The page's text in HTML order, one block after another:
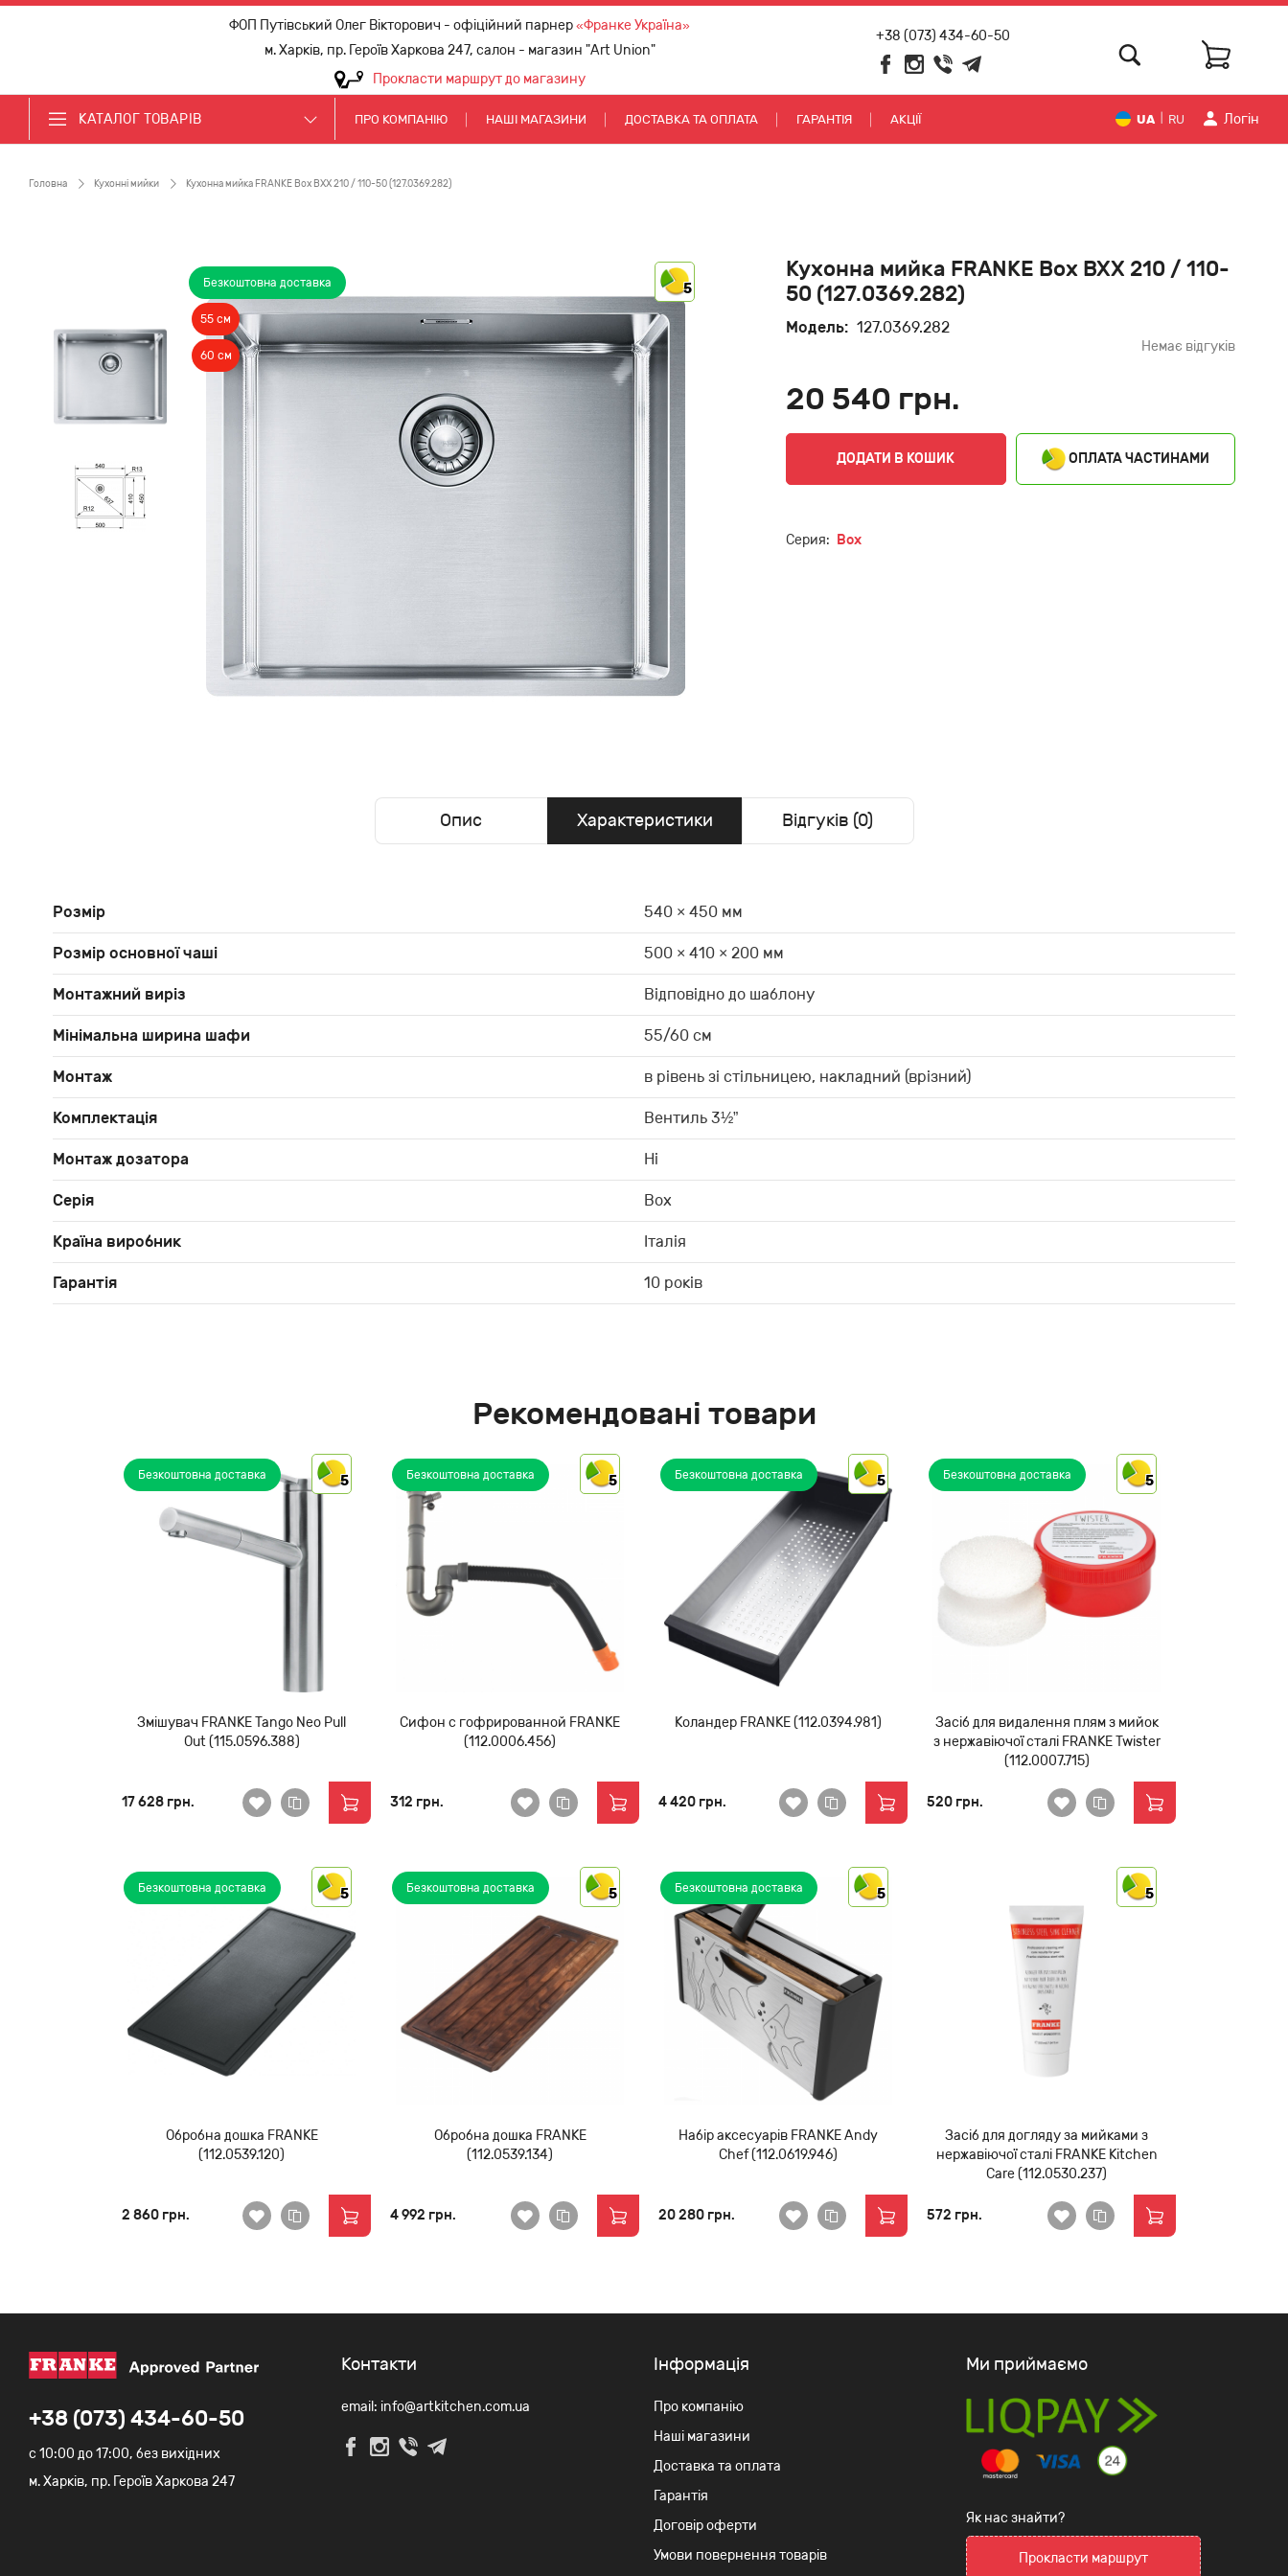
ФОП Путівський Олег Вікторович - офіційний парнер«Франке Україна»
м. Харків, пр. Героїв Харкова 247, салон - магазин "Art Union"
Прокласти маршрут до магазину
+38 (073) 434-60-50
КАТАЛОГ ТОВАРІВ ПРО КОМПАНІЮ НАШІ МАГАЗИНИ ДОСТАВКА ТА ОПЛАТА ГАРАНТІЯ АКЦІЇ UA RU Логiн
Головна Кухонні мийки Кухонна мийка FRANKE Box BXX 210 / 110-50 (127.0369.282)
Безкоштовна доставка
55 см
60 см
5
Кухонна мийка FRANKE Box BXX 210 / 110-
50 (127.0369.282)
Модель: 127.0369.282
Немає відгуків
20 540 грн.
ДОДАТИ В КОШИК ОПЛАТА ЧАСТИНАМИ
Серия: Box
Опис Характеристики Відгуків (0)
Розмір 540 × 450 мм
Розмір основної чаші 500 × 410 × 200 мм
Монтажний виріз Відповідно до шаблону
Мінімальна ширина шафи 55/60 см
Монтаж в рівень зі стільницею, накладний (врізний)
Комплектація Вентиль 3½”
Монтаж дозатора Ні
Серія Box
Країна виробник Італія
Гарантія 10 років
Рекомендовані товари
5
Безкоштовна доставка
Змішувач FRANKE Tango Neo Pull
Out (115.0596.388)
17 628 грн.
5
Безкоштовна доставка
Сифон с гофрированной FRANKE
(112.0006.456)
312 грн.
5
Безкоштовна доставка
Коландер FRANKE (112.0394.981)
4 420 грн.
5
Безкоштовна доставка
Засіб для видалення плям з мийок
з нержавіючої сталі FRANKE Twister
(112.0007.715)
520 грн.
5
Безкоштовна доставка
Обробна дошка FRANKE
(112.0539.120)
2 860 грн.
5
Безкоштовна доставка
Обробна дошка FRANKE
(112.0539.134)
4 992 грн.
5
Безкоштовна доставка
Набір аксесуарів FRANKE Andy
Chef (112.0619.946)
20 280 грн.
5
Засіб для догляду за мийками з
нержавіючої сталі FRANKE Kitchen
Care (112.0530.237)
572 грн.
+38 (073) 434-60-50
c 10:00 до 17:00, без вихідних
м. Харків, пр. Героїв Харкова 247
Контакти
email: info@artkitchen.com.ua
Iнформація
Про компанію
Наші магазини
Доставка та оплата
Гарантія
Договір оферти
Умови повернення товарів
Ми приймаємо
Як нас знайти?
Прокласти маршрут